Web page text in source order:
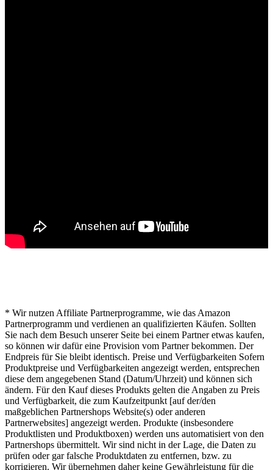
* Wir nutzen Affiliate Partnerprogramme, wie das Amazon
Partnerprogramm und verdienen an qualifizierten Käufen. Sollten
Sie nach dem Besuch unserer Seite bei einem Partner etwas kaufen,
so können wir dafür eine Provision vom Partner bekommen. Der
Endpreis für Sie bleibt identisch. Preise und Verfügbarkeiten Sofern
Produktpreise und Verfügbarkeiten angezeigt werden, entsprechen
diese dem angegebenen Stand (Datum/Uhrzeit) und können sich
ändern. Für den Kauf dieses Produkts gelten die Angaben zu Preis
und Verfügbarkeit, die zum Kaufzeitpunkt [auf der/den
maßgeblichen Partnershops Website(s) oder anderen
Partnerwebsites] angezeigt werden. Produkte (insbesondere
Produktlisten und Produktboxen) werden uns automatisiert von den
Partnershops übermittelt. Wir sind nicht in der Lage, die Daten zu
prüfen oder gar falsche Produktdaten zu entfernen, bzw. zu
korrigieren. Wir übernehmen daher keine Gewährleistung für die